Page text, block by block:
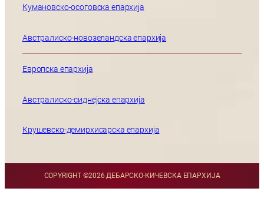
Кумановско-осоговска епархија
Австралиско-новозеландска епархија
Европска епархија
Австралиско-сиднејска епархија
Крушевско-демирхисарска епархија
COPYRIGHT ©2026 ДЕБАРСКО-КИЧЕВСКА ЕПАРХИЈА